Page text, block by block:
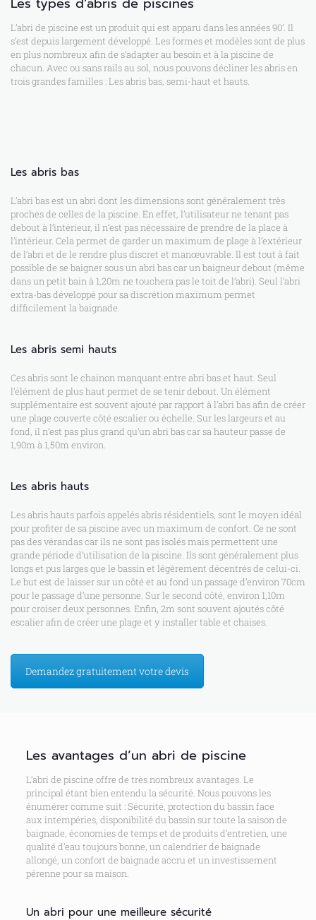
L’abri de piscine est un produit qui est apparu dans les années 90’. Il
s’est depuis largement développé. Les formes et modèles sont de plus
en plus nombreux afin de s’adapter au besoin et à la piscine de
chacun. Avec ou sans rails au sol, nous pouvons décliner les abris en
trois grandes familles : Les abris bas, semi-haut et hauts.
Les abris bas
L’abri bas est un abri dont les dimensions sont généralement très
proches de celles de la piscine. En effet, l’utilisateur ne tenant pas
debout à l’intérieur, il n’est pas nécessaire de prendre de la place à
l’intérieur. Cela permet de garder un maximum de plage à l’extérieur
de l’abri et de le rendre plus discret et manœuvrable. Il est tout à fait
possible de se baigner sous un abri bas car un baigneur debout (même
dans un petit bain à 1,20m ne touchera pas le toit de l’abri). Seul l’abri
extra-bas développé pour sa discrétion maximum permet
difficilement la baignade.
Les abris semi hauts
Ces abris sont le chainon manquant entre abri bas et haut. Seul
l’élément de plus haut permet de se tenir debout. Un élément
supplémentaire est souvent ajouté par rapport à l’abri bas afin de créer
une plage couverte côté escalier ou échelle. Sur les largeurs et au
fond, il n’est pas plus grand qu’un abri bas car sa hauteur passe de
1,90m à 1,50m environ.
Les abris hauts
Les abris hauts parfois appelés abris résidentiels, sont le moyen idéal
pour profiter de sa piscine avec un maximum de confort. Ce ne sont
pas des vérandas car ils ne sont pas isolés mais permettent une
grande période d’utilisation de la piscine. Ils sont généralement plus
longs et pus larges que le bassin et légèrement décentrés de celui-ci.
Le but est de laisser sur un côté et au fond un passage d’environ 70cm
pour le passage d’une personne. Sur le second côté, environ 1,10m
pour croiser deux personnes. Enfin, 2m sont souvent ajoutés côté
escalier afin de créer une plage et y installer table et chaises.
Demandez gratuitement votre devis
Les avantages d’un abri de piscine
L’abri de piscine offre de très nombreux avantages. Le
principal étant bien entendu la sécurité. Nous pouvons les
énumérer comme suit : Sécurité, protection du bassin face
aux intempéries, disponibilité du bassin sur toute la saison de
baignade, économies de temps et de produits d’entretien, une
qualité d’eau toujours bonne, un calendrier de baignade
allongé, un confort de baignade accru et un investissement
pérenne pour sa maison.
Un abri pour une meilleure sécurité